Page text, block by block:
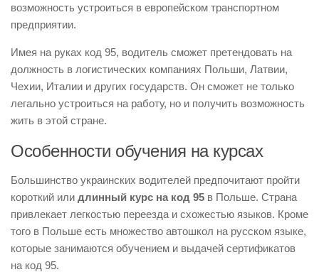
возможность устроиться в европейском транспортном
предприятии.
Имея на руках код 95, водитель сможет претендовать на
должность в логистических компаниях Польши, Латвии,
Чехии, Италии и других государств. Он сможет не только
легально устроиться на работу, но и получить возможность
жить в этой стране.
Особенности обучения на курсах
Большинство украинских водителей предпочитают пройти
короткий или длинный курс на код 95 в Польше. Страна
привлекает легкостью переезда и схожестью языков. Кроме
того в Польше есть множество автошкол на русском языке,
которые занимаются обучением и выдачей сертификатов
на код 95.